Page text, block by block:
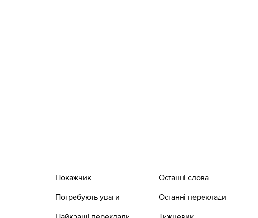
Покажчик
Потребують уваги
Найкращі переклади
Останні слова
Останні переклади
Тижневик